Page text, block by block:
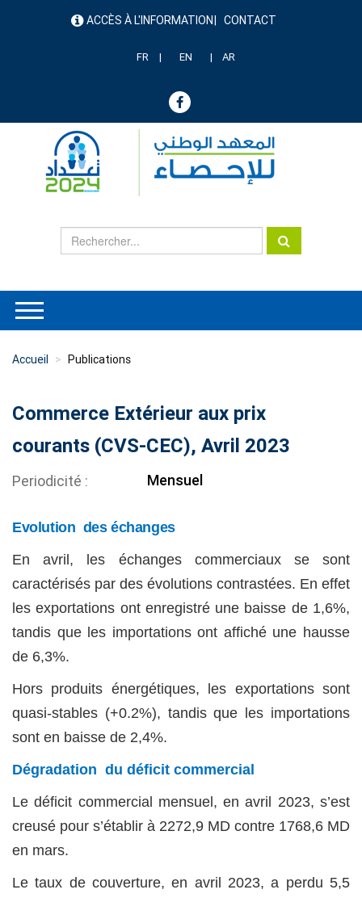
menu ACCÈS À L'INFORMATION CONTACT
FR EN AR
Accueil Publications
Commerce Extérieur aux prix
courants (CVS-CEC), Avril 2023
Periodicité Mensuel
Evolution des échanges
En avril, les échanges commerciaux se sont
caractérisés par des évolutions contrastées. En effet
les exportations ont enregistré une baisse de 1,6%,
tandis que les importations ont affiché une hausse
de 6,3%.
Hors produits énergétiques, les exportations sont
quasi-stables (+0.2%), tandis que les importations
sont en baisse de 2,4%.
Dégradation du déficit commercial
Le déficit commercial mensuel, en avril 2023, s’est
creusé pour s’établir à 2272,9 MD contre 1768,6 MD
en mars.
Le taux de couverture, en avril 2023, a perdu 5,5